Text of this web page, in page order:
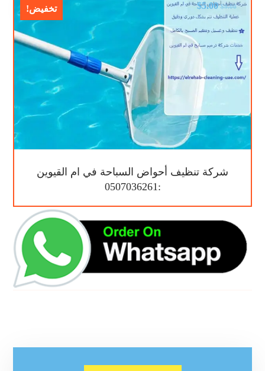
تخفيض!
شركة تنظيف أحواض السباحة في ام القيوين
:0507036261
$9.00
$5.00